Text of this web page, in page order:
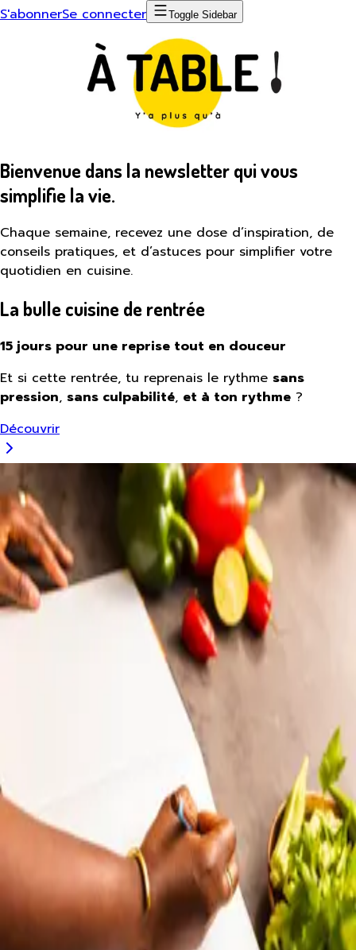
S'abonnerSe connecter Toggle Sidebar
Bienvenue dans la newsletter qui vous
simplifie la vie.
Chaque semaine, recevez une dose d’inspiration, de
conseils pratiques, et d’astuces pour simplifier votre
quotidien en cuisine.
La bulle cuisine de rentrée
15 jours pour une reprise tout en douceur
Et si cette rentrée, tu reprenais le rythme sans
pression, sans culpabilité, et à ton rythme ?
Découvrir